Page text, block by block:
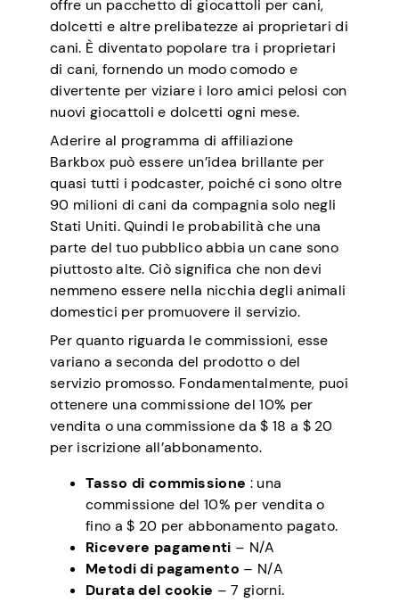
offre un pacchetto di giocattoli per cani,
dolcetti e altre prelibatezze ai proprietari di
cani. È diventato popolare tra i proprietari
di cani, fornendo un modo comodo e
divertente per viziare i loro amici pelosi con
nuovi giocattoli e dolcetti ogni mese.
Aderire al programma di affiliazione
Barkbox può essere un’idea brillante per
quasi tutti i podcaster, poiché ci sono oltre
90 milioni di cani da compagnia solo negli
Stati Uniti. Quindi le probabilità che una
parte del tuo pubblico abbia un cane sono
piuttosto alte. Ciò significa che non devi
nemmeno essere nella nicchia degli animali
domestici per promuovere il servizio.
Per quanto riguarda le commissioni, esse
variano a seconda del prodotto o del
servizio promosso. Fondamentalmente, puoi
ottenere una commissione del 10% per
vendita o una commissione da $ 18 a $ 20
per iscrizione all’abbonamento.
Tasso di commissione : una
commissione del 10% per vendita o
fino a $ 20 per abbonamento pagato.
Ricevere pagamenti – N/A
Metodi di pagamento – N/A
Durata del cookie – 7 giorni.